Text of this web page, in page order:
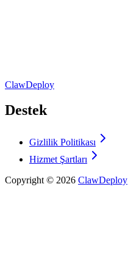
ClawDeploy
Destek
Gizlilik Politikası
Hizmet Şartları
Copyright © 2026 ClawDeploy